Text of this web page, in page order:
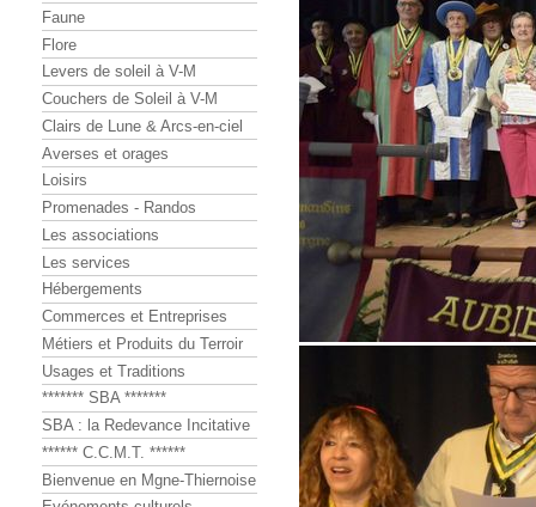
Faune
Flore
Levers de soleil à V-M
Couchers de Soleil à V-M
Clairs de Lune & Arcs-en-ciel
Averses et orages
Loisirs
Promenades - Randos
Les associations
Les services
Hébergements
Commerces et Entreprises
Métiers et Produits du Terroir
Usages et Traditions
******* SBA *******
SBA : la Redevance Incitative
****** C.C.M.T. ******
Bienvenue en Mgne-Thiernoise